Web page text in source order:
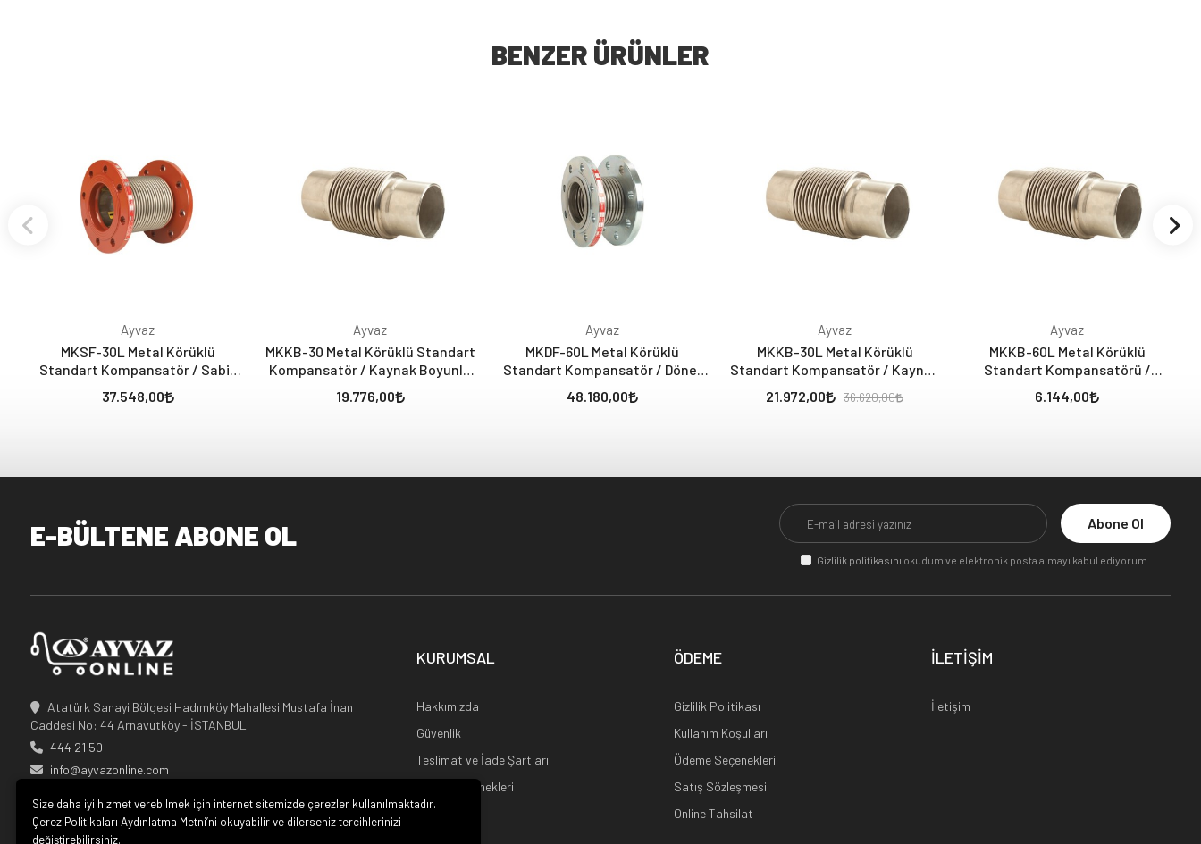
BENZER ÜRÜNLER
Ayvaz
MKSF-30L Metal Körüklü
Standart Kompansatör / Sabit
Flanşlı (30 mm - Laynerli)
37.548,00
Ayvaz
MKKB-30 Metal Körüklü Standart
Kompansatör / Kaynak Boyunlu
(30 mm - Laynersiz)
19.776,00
Ayvaz
MKDF-60L Metal Körüklü
Standart Kompansatör / Döner
Flanşlı (60 mm - Laynerli)
48.180,00
Ayvaz
MKKB-30L Metal Körüklü
Standart Kompansatör / Kaynak
Boyunlu (30 mm - Laynerli)
21.972,00 36.620,00
Ayvaz
MKKB-60L Metal Körüklü
Standart Kompansatörü /
Kaynak Boyunlu (60 mm -
Laynerli)
6.144,00
E-BÜLTENE ABONE OL Abone Ol
Gizlilik politikasını okudum ve elektronik posta almayı kabul ediyorum.
Atatürk Sanayi Bölgesi Hadımköy Mahallesi Mustafa İnan
Caddesi No: 44 Arnavutköy - İSTANBUL
444 21 50
info@ayvazonline.com
KURUMSAL
Hakkımızda
Güvenlik
Teslimat ve İade Şartları
Kargo Seçenekleri
Ana Sayfa
ÖDEME
Gizlilik Politikası
Kullanım Koşulları
Ödeme Seçenekleri
Satış Sözleşmesi
Online Tahsilat
İLETİŞİM
İletişim
Size daha iyi hizmet verebilmek için internet sitemizde çerezler kullanılmaktadır.
Çerez Politikaları Aydınlatma Metni’ni okuyabilir ve dilerseniz tercihlerinizi
değiştirebilirsiniz.